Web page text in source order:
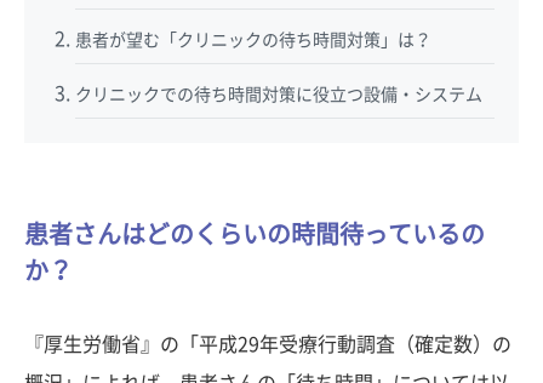
患者が望む「クリニックの待ち時間対策」は？
クリニックでの待ち時間対策に役立つ設備・システム
患者さんはどのくらいの時間待っているの
か？
『厚生労働省』の「平成29年受療行動調査（確定数）の